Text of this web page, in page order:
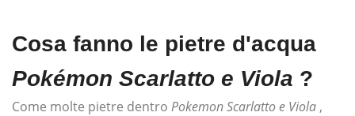
Cosa fanno le pietre d'acqua
Pokémon Scarlatto e Viola ?
Come molte pietre dentro Pokemon Scarlatto e Viola ,